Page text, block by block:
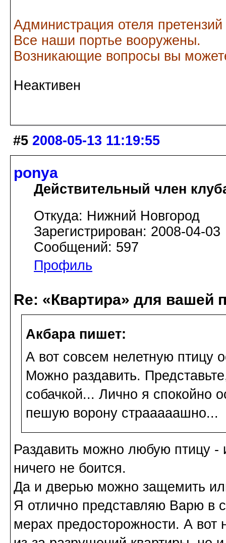
Администрация отеля
Все наши портье вооружены.
Возникающие вопросы вы
Неактивен
#5 2008-05-13 11:19:55
ponya
Действительный член
Откуда: Нижний Новгород
Зарегистрирован: 2008-04-03
Сообщений: 597
Профиль
Re: «Квартира» для вашей
Акбара пишет:
А вот совсем нелетную птицу
Можно раздавить.
собачкой... Лично я спокойно
пешую ворону страаааашно...
Раздавить можно любую птицу -
ничего не боится.
Да и дверью можно защемить
Я отлично представляю Варю в
мерах предосторожности. А вот